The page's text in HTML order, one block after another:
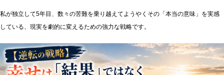
私が独立して5年目、数々の苦難を乗り越えてようやくその「本当の意味」を実感
している、現実を劇的に変えるための強力な戦略です。